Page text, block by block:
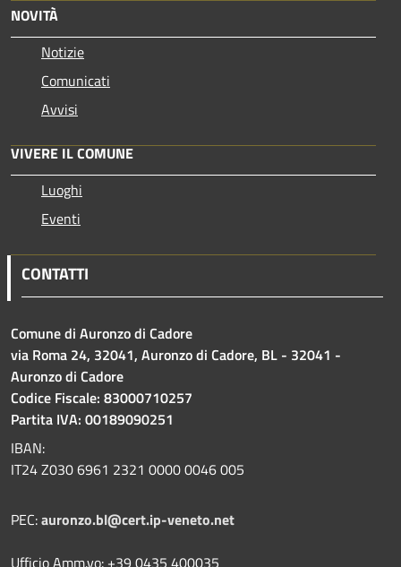
NOVITÀ
Notizie
Comunicati
Avvisi
VIVERE IL COMUNE
Luoghi
Eventi
CONTATTI
Comune di Auronzo di Cadore
via Roma 24, 32041, Auronzo di Cadore, BL - 32041 -
Auronzo di Cadore
Codice Fiscale: 83000710257
Partita IVA: 00189090251
IBAN:
IT24 Z030 6961 2321 0000 0046 005
PEC:auronzo.bl@cert.ip-veneto.net
Ufficio Amm.vo: +39 0435 400035